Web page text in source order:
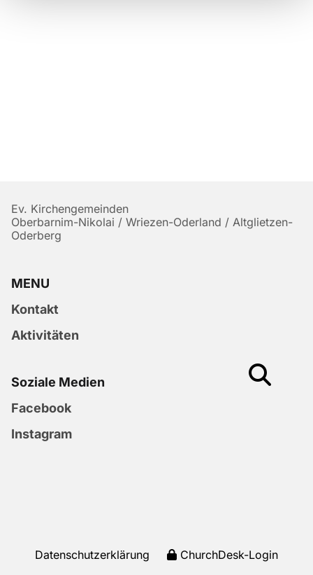
Ev. Kirchengemeinden
Oberbarnim-Nikolai / Wriezen-Oderland / Altglietzen-
Oderberg
MENU
Kontakt
Aktivitäten
Soziale Medien
Facebook
Instagram
Datenschutzerklärung ChurchDesk-Login